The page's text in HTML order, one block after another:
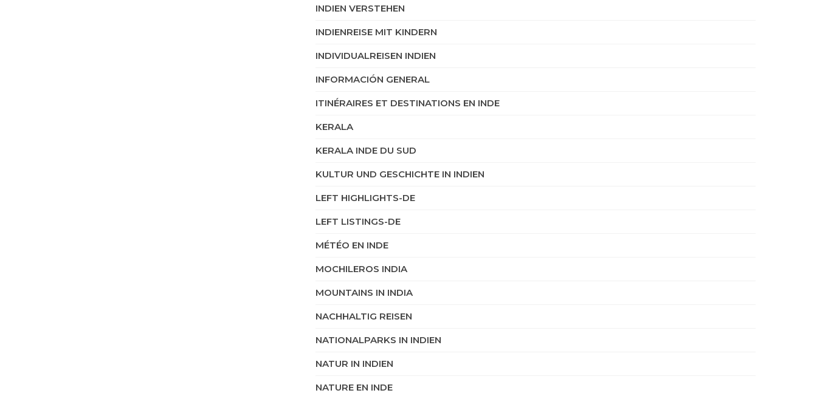
INDIEN VERSTEHEN
INDIENREISE MIT KINDERN
INDIVIDUALREISEN INDIEN
INFORMACIÓN GENERAL
ITINÉRAIRES ET DESTINATIONS EN INDE
KERALA
KERALA INDE DU SUD
KULTUR UND GESCHICHTE IN INDIEN
LEFT HIGHLIGHTS-DE
LEFT LISTINGS-DE
MÉTÉO EN INDE
MOCHILEROS INDIA
MOUNTAINS IN INDIA
NACHHALTIG REISEN
NATIONALPARKS IN INDIEN
NATUR IN INDIEN
NATURE EN INDE